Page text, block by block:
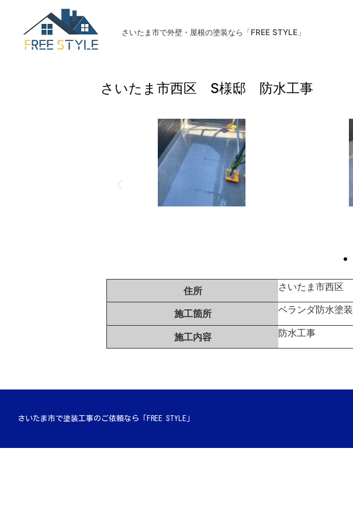
さいたま市で外壁・屋根の塗装なら「FREE STYLE」
さいたま市西区 S様邸 防水工事
住所 さいたま市西区
施工箇所 ベランダ防水塗装
施工内容 防水工事
さいたま市で塗装工事のご依頼なら「FREE STYLE」